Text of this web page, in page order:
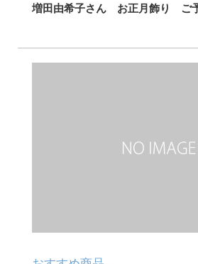
増田由希子さん お正月飾り ご